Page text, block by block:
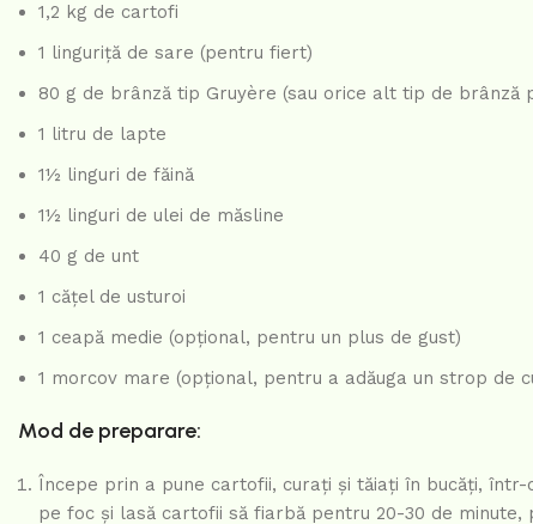
1,2 kg de cartofi
1 linguriță de sare (pentru fiert)
80 g de brânză tip Gruyère (sau orice alt tip de brânză
1 litru de lapte
1½ linguri de făină
1½ linguri de ulei de măsline
40 g de unt
1 cățel de usturoi
1 ceapă medie (opțional, pentru un plus de gust)
1 morcov mare (opțional, pentru a adăuga un strop de
Mod de preparare:
Începe prin a pune cartofii, curați și tăiați în bucăți,
pe foc și lasă cartofii să fiarbă pentru 20-30 de